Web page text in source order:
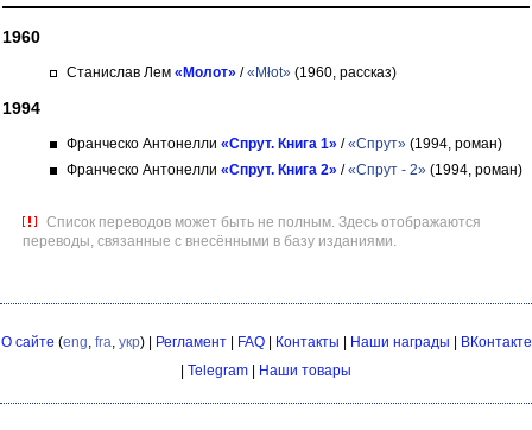
1960
Станислав Лем «Молот» /«Młot» (1960, рассказ)
1994
Франческо Антонелли «Спрут. Книга 1» /«Спрут» (1994, роман)
Франческо Антонелли «Спрут. Книга 2» /«Спрут - 2» (1994, роман)
Список переводов может быть не полным. Здесь отображаются
переводы, связанные с внесёнными в базу изданиями.
О сайте (eng, fra, укр) | Регламент| FAQ| Контакты Наши награды
ВКонтакте
Telegram Наши товары